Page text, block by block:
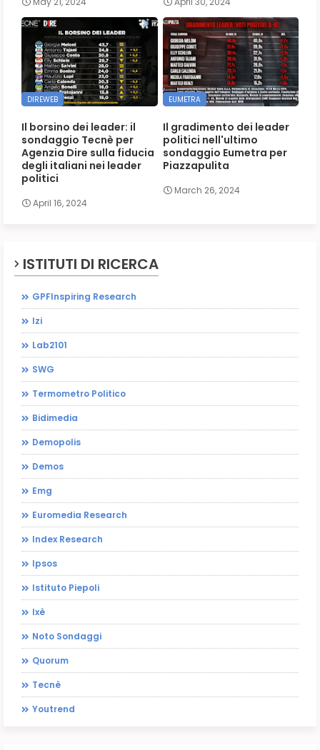
DIREWEB
Il borsino dei leader: il
sondaggio Tecnè per
Agenzia Dire sulla fiducia
degli italiani nei leader
politici
April 16, 2024
EUMETRA
Il gradimento dei leader
politici nell'ultimo
sondaggio Eumetra per
Piazzapulita
March 26, 2024
ISTITUTI DI RICERCA
GPFInspiring Research
Izi
Lab2101
SWG
Termometro Politico
Bidimedia
Demopolis
Demos
Emg
Euromedia Research
Index Research
Ipsos
Istituto Piepoli
Ixè
Noto Sondaggi
Quorum
Tecnè
Youtrend